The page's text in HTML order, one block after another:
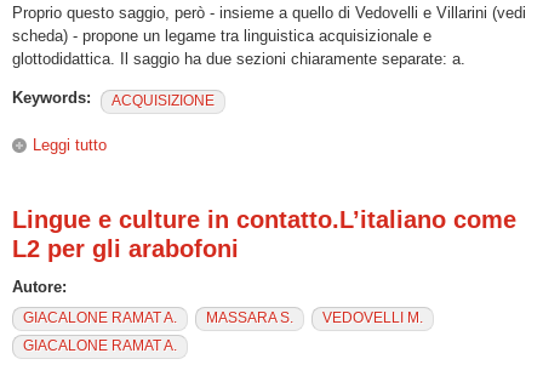
Proprio questo saggio, però - insieme a quello di Vedovelli e Villarini (vedi
scheda) - propone un legame tra linguistica acquisizionale e
glottodidattica. Il saggio ha due sezioni chiaramente separate: a.
Keywords: ACQUISIZIONE
Leggi tutto
Lingue e culture in contatto.L’italiano come
L2 per gli arabofoni
Autore:
GIACALONE RAMAT A. MASSARA S.
VEDOVELLI M.
GIACALONE RAMAT A.